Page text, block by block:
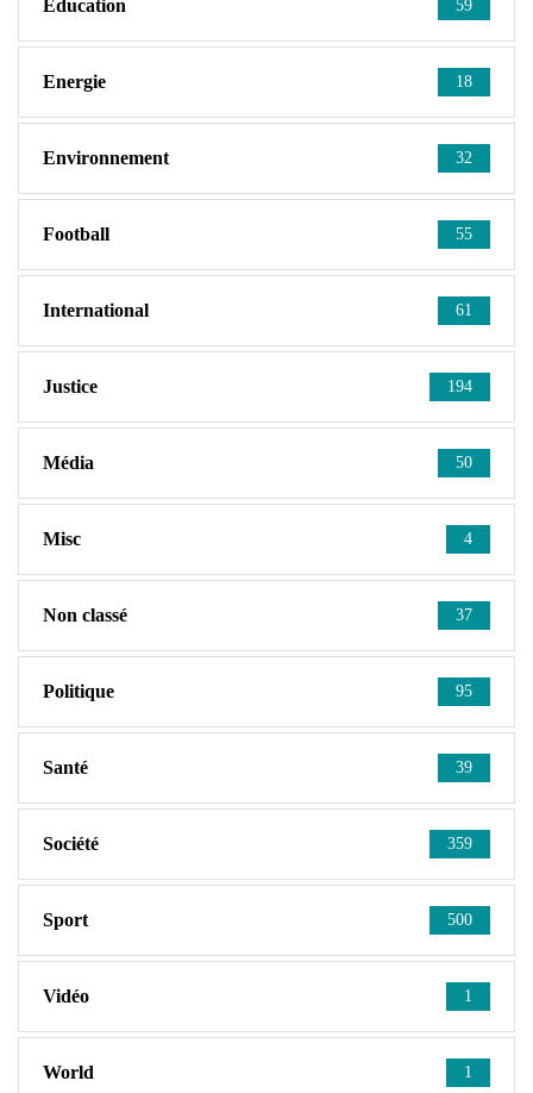
Education 59
Energie 18
Environnement 32
Football 55
International 61
Justice 194
Média 50
Misc 4
Non classé 37
Politique 95
Santé 39
Société 359
Sport 500
Vidéo 1
World 1